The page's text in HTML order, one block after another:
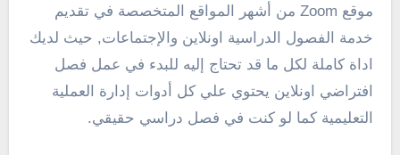
موقع Zoom من أشهر المواقع المتخصصة في تقديم
خدمة الفصول الدراسية اونلاين والإجتماعات, حيث لديك
اداة كاملة لكل ما قد تحتاج إليه للبدء في عمل فصل
افتراضي اونلاين يحتوي علي كل أدوات إدارة العملية
التعليمية كما لو كنت في فصل دراسي حقيقي.